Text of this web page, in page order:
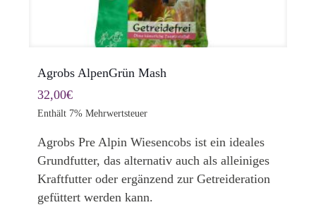
Agrobs AlpenGrün Mash
32,00€
Enthält 7% Mehrwertsteuer
Agrobs Pre Alpin Wiesencobs ist ein ideales
Grundfutter, das alternativ auch als alleiniges
Kraftfutter oder ergänzend zur Getreideration
gefüttert werden kann.